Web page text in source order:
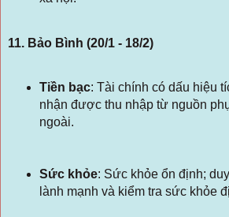
11. Bảo Bình (20/1 - 18/2)
Tiền bạc: Tài chính có dấu hiệu
nhận được thu nhập từ nguồn
ngoài.
Sức khỏe: Sức khỏe ổn định;
lành mạnh và kiểm tra sức khỏe